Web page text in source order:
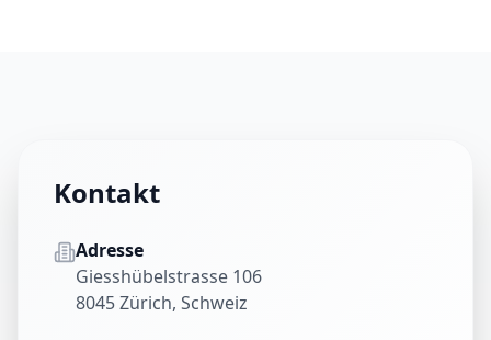
Kontakt
Adresse
Giesshübelstrasse 106
8045 Zürich, Schweiz